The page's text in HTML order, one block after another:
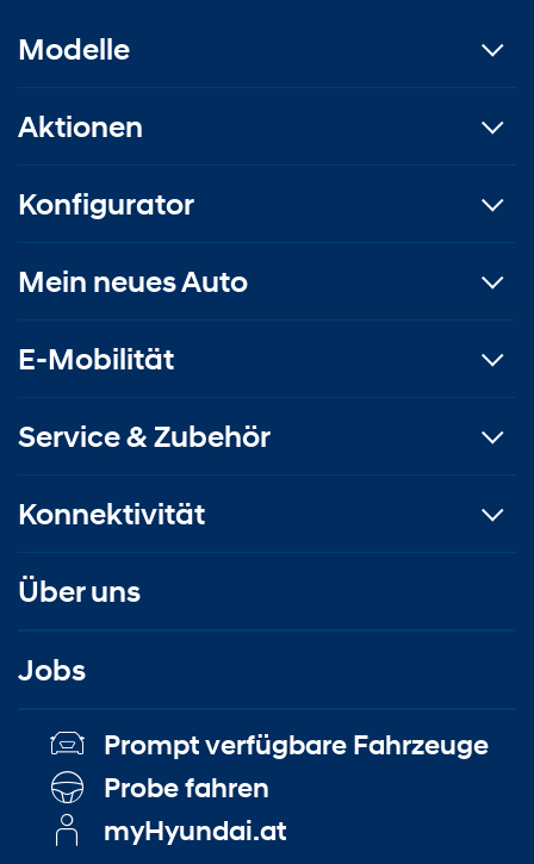
Modelle
Aktionen
Konfigurator
Mein neues Auto
E-Mobilität
Service & Zubehör
Konnektivität
Über uns
Jobs
Prompt verfügbare Fahrzeuge
Probe fahren
myHyundai.at